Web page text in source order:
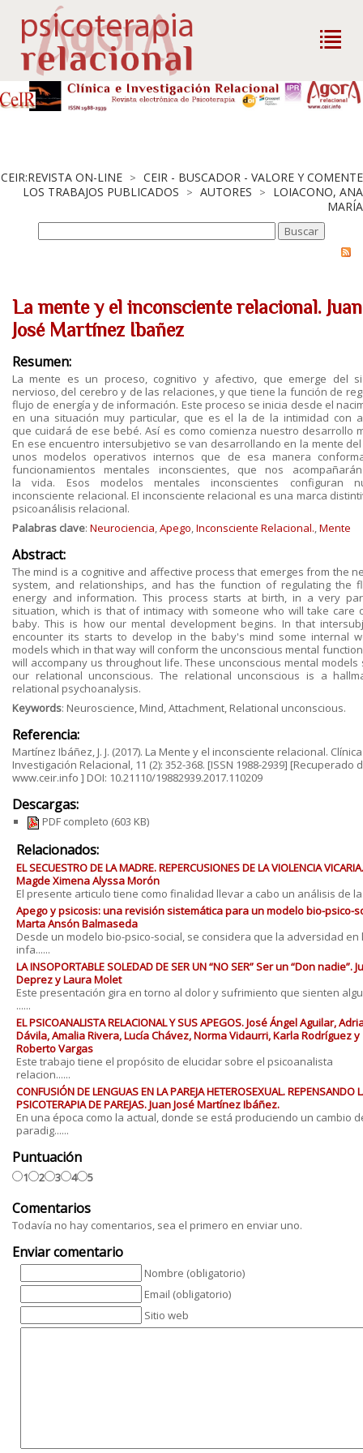
CEIR:REVISTA ON-LINE > CEIR - BUSCADOR - VALORE Y COMENTE
LOS TRABAJOS PUBLICADOS > AUTORES > LOIACONO, ANA
MARÍA
La mente y el inconsciente relacional. Juan
José Martínez Ibañez
Resumen:
La mente es un proceso, cognitivo y afectivo, que emerge del
nervioso, del cerebro y de las relaciones, y que tiene la función de
flujo de energía y de información. Este proceso se inicia desde el
en una situación muy particular, que es el la de la intimidad con
que cuidará de ese bebé. Así es como comienza nuestro desarrollo
En ese encuentro intersubjetivo se van desarrollando en la mente
unos modelos operativos internos que de esa manera
funcionamientos mentales inconscientes, que nos
lavida. Esos modelos mentales inconscientes configuran
inconsciente relacional. El inconsciente relacional es una marca
psicoanálisis relacional.
Palabras clave: Neurociencia,Apego,Inconsciente Relacional.,Mente
Abstract:
The mind is a cognitive and affective process that emerges from the
system, and relationships, and has the function of regulating the
energy and information. This process starts at birth, in a very
situation, which is that of intimacy with someone who will take care
baby. This is how our mental development begins. In that
encounter its starts to develop in the baby's mind some internal
models which in that way will conform the unconscious mental
will accompany us throughout life. These unconscious mental models
our relational unconscious. The relational unconscious is a
relational psychoanalysis.
Keywords: Neuroscience, Mind, Attachment, Relational unconscious.
Referencia:
Martínez Ibáñez, J. J. (2017). La Mente y el inconsciente relacional.
Investigación Relacional, 11 (2): 352-368. [ISSN 1988-2939] [Recuperado
www.ceir.info ] DOI: 10.21110/19882939.2017.110209
Descargas:
PDF completo (603 KB)
Relacionados:
EL SECUESTRO DE LA MADRE. REPERCUSIONES DE LA VIOLENCIA VICARIA.
Magde Ximena Alyssa Morón
El presente articulo tiene como finalidad llevar a cabo un análisis de la
Apego y psicosis: una revisión sistemática para un modelo bio-psico-
Marta Ansón Balmaseda
Desde un modelo bio-psico-social, se considera que la adversidad en
infa......
LA INSOPORTABLE SOLEDAD DE SER UN “NO SER” Ser un “Don nadie”.
Deprez y Laura Molet
Este presentación gira en torno al dolor y sufrimiento que sienten
......
EL PSICOANALISTA RELACIONAL Y SUS APEGOS. José Ángel Aguilar,
Dávila, Amalia Rivera, Lucía Chávez, Norma Vidaurri, Karla Rodríguez y
Roberto Vargas
Este trabajo tiene el propósito de elucidar sobre el psicoanalista
relacion......
CONFUSIÓN DE LENGUAS EN LA PAREJA HETEROSEXUAL. REPENSANDO
PSICOTERAPIA DE PAREJAS. Juan José Martínez Ibáñez.
En una época como la actual, donde se está produciendo un cambio
paradig......
Puntuación
1 2 3 4 5
Comentarios
Todavía no hay comentarios, sea el primero en enviar uno.
Enviar comentario
Nombre (obligatorio)
Email (obligatorio)
Sitio web